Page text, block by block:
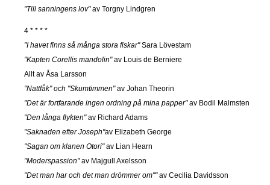
"Till sanningens lov"av Torgny Lindgren
4 * * * *
"I havet finns så många stora fiskar"Sara Lövestam
"Kapten Corellis mandolin"av Louis de Berniere
Allt av Åsa Larsson
"Nattfåk" och "Skumtimmen"av Johan Theorin
"Det är fortfarande ingen ordning på mina papper"av Bodil Malmsten
"Den långa flykten"av Richard Adams
"Saknaden efter Joseph"av Elizabeth George
"Sagan om klanen Otori"av Lian Hearn
"Moderspassion"av Majgull Axelsson
"Det man har och det man drömmer om""av Cecilia Davidsson